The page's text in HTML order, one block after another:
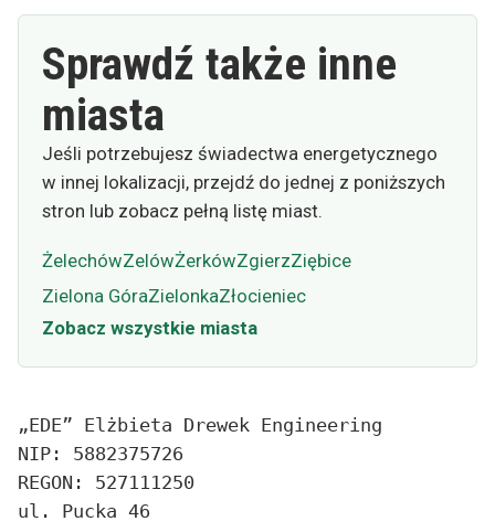
Sprawdź także inne
miasta
Jeśli potrzebujesz świadectwa energetycznego
w innej lokalizacji, przejdź do jednej z poniższych
stron lub zobacz pełną listę miast.
ŻelechówZelówŻerkówZgierzZiębice
Zielona GóraZielonkaZłocieniec
Zobacz wszystkie miasta
„EDE” Elżbieta Drewek Engineering
NIP: 5882375726
REGON: 527111250
ul. Pucka 46